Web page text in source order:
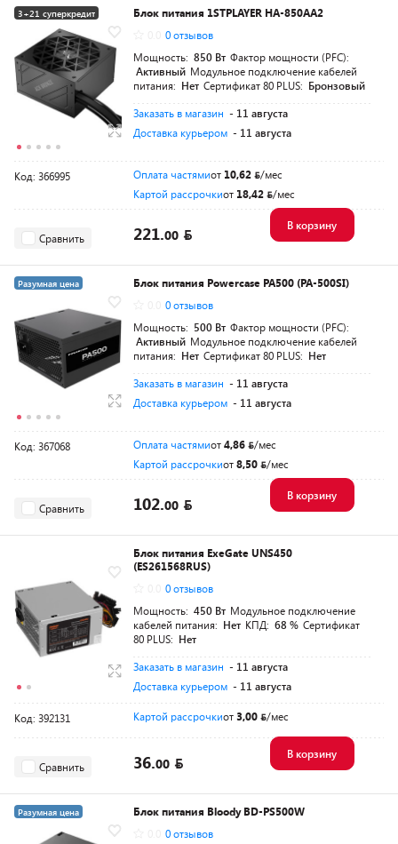
3+21 суперкредит
Разумная цена
Блок питания 1STPLAYER HA-850AA2
0 отзывов
Мощность: 850 Вт Фактор мощности (PFC):
Активный Модульное подключение кабелей
питания: Нет Сертификат 80 PLUS: Бронзовый
Заказать в магазин - 11 августа
Доставка курьером - 11 августа
Код: 366995 Оплата частямиот 10,62
/мес
Картой рассрочкиот 18,42 /мес
Сравнить 221.00
В корзину
Разумная цена
Блок питания Powercase PA500 (PA-500SI)
0 отзывов
Мощность: 500 Вт Фактор мощности (PFC):
Активный Модульное подключение кабелей
питания: Нет Сертификат 80 PLUS: Нет
Заказать в магазин - 11 августа
Доставка курьером - 11 августа
Код: 367068 Оплата частямиот4,86
/мес
Картой рассрочкиот8,50 /мес
Сравнить 102.00
В корзину
Блок питания ExeGate UNS450
(ES261568RUS)
0 отзывов
Мощность: 450 Вт Модульное подключение
кабелей питания: Нет КПД: 68 % Сертификат
80 PLUS: Нет
Заказать в магазин - 11 августа
Доставка курьером - 11 августа
Код: 392131 Картой рассрочкиот3,00 /мес
Сравнить 36.00
В корзину
Разумная цена
Блок питания Bloody BD-PS500W
0 отзывов